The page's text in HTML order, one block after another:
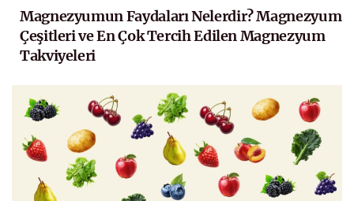
Magnezyumun Faydaları Nelerdir? Magnezyum
Çeşitleri ve En Çok Tercih Edilen Magnezyum
Takviyeleri